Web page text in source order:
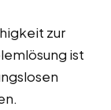
zur
ist